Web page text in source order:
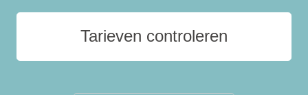
Campings
Tarieven controleren